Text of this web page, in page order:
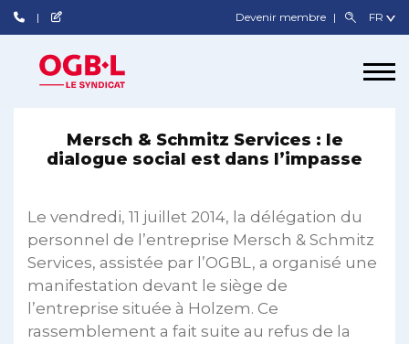
Devenir membre
Mersch & Schmitz Services : le
dialogue social est dans l’impasse
Le vendredi, 11 juillet 2014, la délégation du
personnel de l’entreprise Mersch & Schmitz
Services, assistée par l’OGBL, a organisé une
manifestation devant le siège de
l’entreprise située à Holzem. Ce
rassemblement a fait suite au refus de la